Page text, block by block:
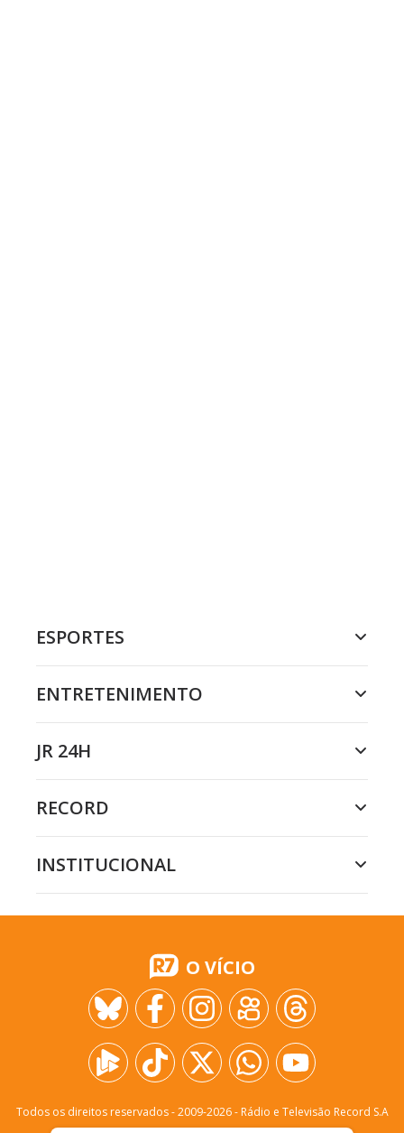
ESPORTES
ENTRETENIMENTO
JR 24H
RECORD
INSTITUCIONAL
O VÍCIO
Todos os direitos reservados - 2009-2026- Rádio e Televisão Record S.A